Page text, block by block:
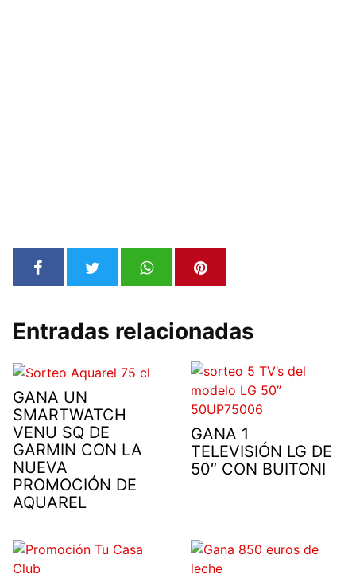
Entradas relacionadas
GANA UN
SMARTWATCH
VENU SQ DE
GARMIN CON LA
NUEVA
PROMOCIÓN DE
AQUAREL
GANA 1
TELEVISIÓN LG DE
50″ CON BUITONI